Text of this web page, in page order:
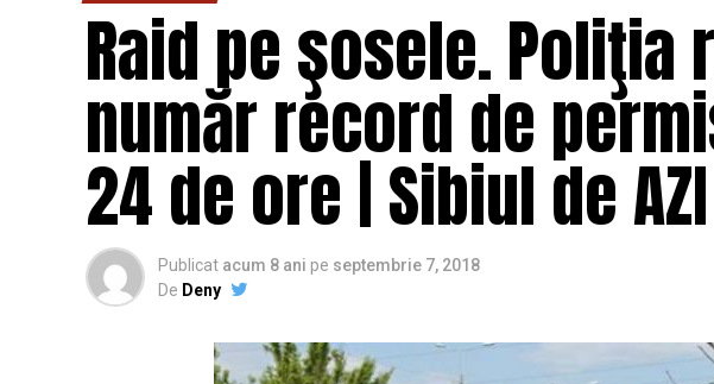
Raid pe şosele.
număr record de
24 de ore | Sibiul de AZI
Publicat acum 8 ani pe septembrie 7, 2018
De Deny